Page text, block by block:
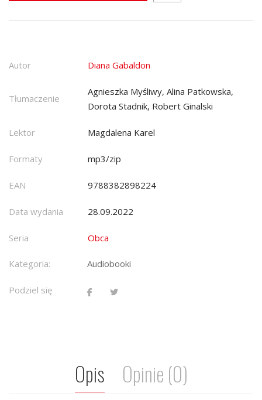
Autor Diana Gabaldon
Tłumaczenie
Agnieszka Myśliwy, Alina Patkowska,
Dorota Stadnik, Robert Ginalski
Lektor Magdalena Karel
Formaty mp3/zip
EAN 9788382898224
Data wydania 28.09.2022
Seria Obca
Kategoria: Audiobooki
Podziel się
Opis Opinie (0)